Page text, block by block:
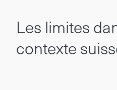
Les limites
contexte